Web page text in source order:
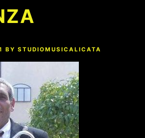
BYSTUDIOMUSICALICATA